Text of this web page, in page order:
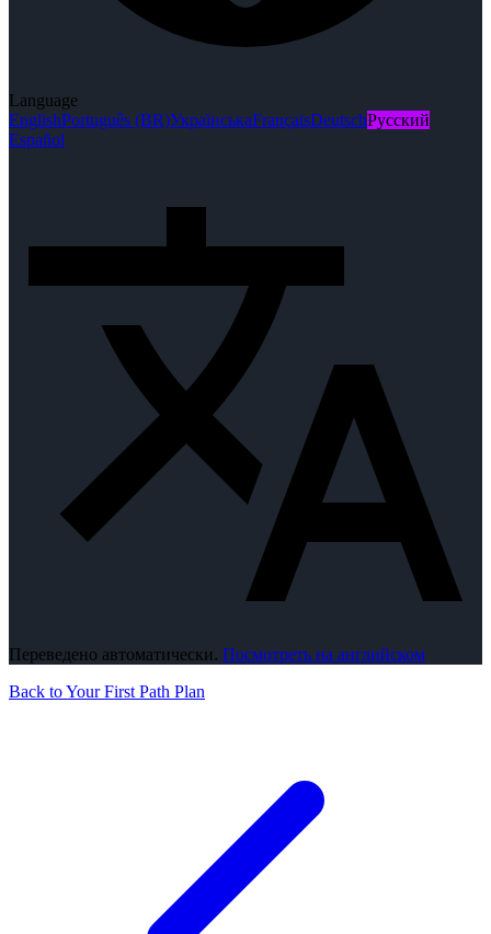
Language
EnglishPortuguês (BR)УкраїнськаFrançaisDeutschРусский
Español
Переведено автоматически. Посмотреть на английском
Back to Your First Path Plan